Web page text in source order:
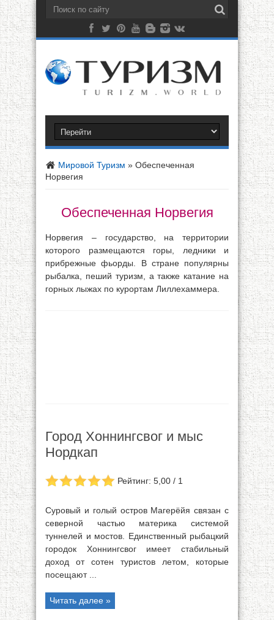
Мировой Туризм » Обеспеченная
Норвегия
Обеспеченная Норвегия
Норвегия – государство, на территории
которого размещаются горы, ледники и
прибрежные фьорды. В стране популярны
рыбалка, пеший туризм, а также катание на
горных лыжах по курортам Лиллехаммера.
Город Хоннингсвог и мыс
Нордкап
Рейтинг: 5,00 / 1
Суровый и голый остров Магерёйя связан с
северной частью материка системой
туннелей и мостов. Единственный рыбацкий
городок Хоннингсвог имеет стабильный
доход от сотен туристов летом, которые
посещают ...
Читать далее »